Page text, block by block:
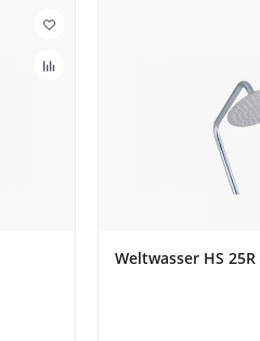
Weltwasser HS 25R